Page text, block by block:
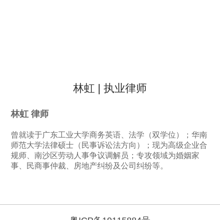
林虹 | 执业律师
林虹 律师
曾就读于广东工业大学商务英语、法学（双学位）；华南
师范大学法律硕士（民事诉讼法方向）；现为高级企业合
规师、南沙区劳动人事争议调解员；专攻领域为婚姻家
事、民商事仲裁、房地产纠纷及公司纠纷等。